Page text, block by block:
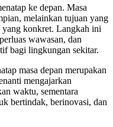
ke depan. Masa
melainkan tujuan yang
yang konkret. Langkah ini
wawasan, dan
bagi lingkungan sekitar.
masa depan merupakan
mengajarkan
waktu, sementara
bertindak, berinovasi, dan